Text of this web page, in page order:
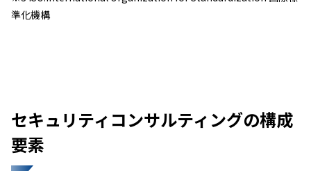
準化機構
セキュリティコンサルティングの構成
要素